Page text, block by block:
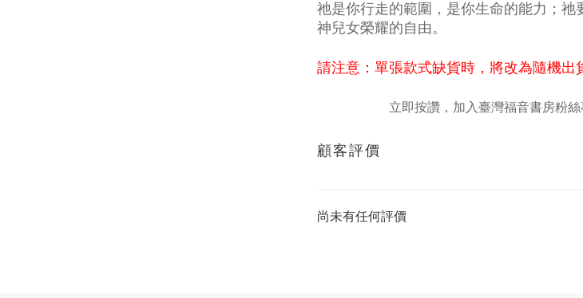
祂是你行走的範圍，是你生命的能力；
神兒女榮耀的自由。
請注意：單張款式缺貨時，將改為隨機出
立即按讚，加入臺灣福音書房粉
顧客評價
尚未有任何評價